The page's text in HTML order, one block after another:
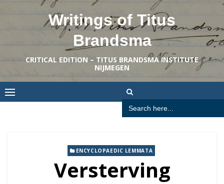
Writings of Titus
Brandsma
CRITICAL EDITION – TITUS BRANDSMA INSTITUTE
NIJMEGEN
Search
for:
ENCYCLOPAEDIC LEMMATA
Versterving